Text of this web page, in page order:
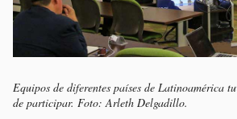
Equipos de diferentes países de Latinoamérica
de participar. Foto: Arleth Delgadillo.